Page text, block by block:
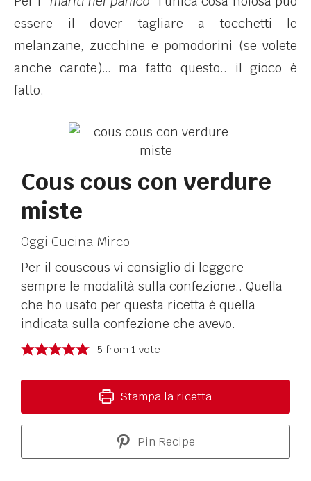
essere il dover tagliare a tocchetti le
melanzane, zucchine e pomodorini (se volete
anche carote)… ma fatto questo.. il gioco è
fatto.
Cous cous con verdure
miste
Oggi Cucina Mirco
Per il couscous vi consiglio di leggere
sempre le modalità sulla confezione.. Quella
che ho usato per questa ricetta è quella
indicata sulla confezione che avevo.
5 from 1 vote
Stampa la ricetta
Pin Recipe